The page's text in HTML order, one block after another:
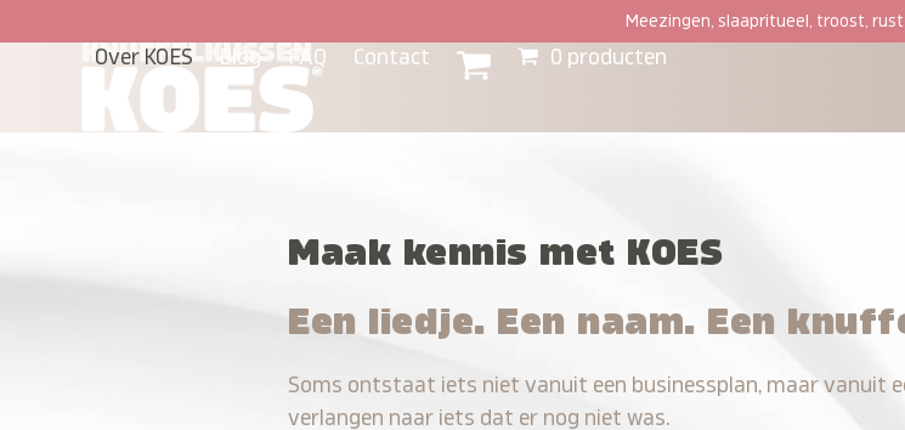
naar
hoofdinhoud
Meezingen, slaapritueel, troost, rust
Over KOES Blog FAQ Contact 0 producten
Maak kennis met KOES
Een liedje. Een naam. Een
Soms ontstaat iets niet vanuit een businessplan, maar vanuit
verlangen naar iets dat er nog niet was.